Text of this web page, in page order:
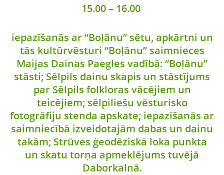
15.00 – 16.00
iepazīšanās ar “Boļānu” sētu, apkārtni un
tās kultūrvēsturi “Boļānu” saimnieces
Maijas Dainas Paegles vadībā: “Boļānu”
stāsti; Sēlpils dainu skapis un stāstījums
par Sēlpils folkloras vācējiem un
teicējiem; sēlpiliešu vēsturisko
fotogrāfiju stenda apskate; iepazīšanās ar
saimniecībā izveidotajām dabas un dainu
takām; Strūves ģeodēziskā loka punkta
un skatu torņa apmeklējums tuvējā
Daborkalnā.